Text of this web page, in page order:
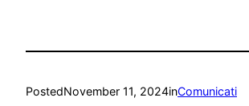
PostedNovember 11, 2024inComunicati